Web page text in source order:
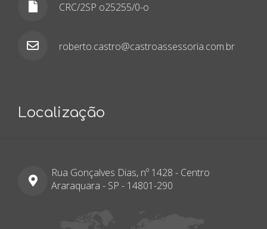
CRC/2SP o25255/0-o
roberto.castro@castroassessoria.com.br
Localização
Rua Gonçalves Dias, nº 1428 - Centro
Araraquara - SP - 14801-290